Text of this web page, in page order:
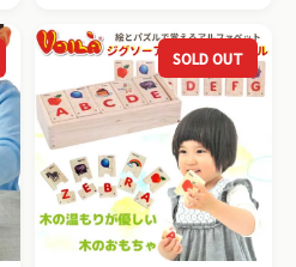
SOLD OUT